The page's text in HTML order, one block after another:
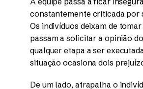
constantemente criticada por
Os indivíduos deixam de
passam a solicitar a opinião
qualquer etapa a ser
situação ocasiona dois
De um lado, atrapalha o